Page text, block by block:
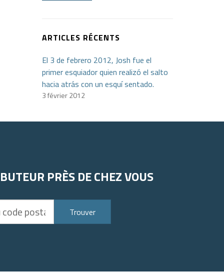
ARTICLES RÉCENTS
El 3 de febrero 2012, Josh fue el
primer esquiador quien realizó el salto
hacia atrás con un esquí sentado.
3 février 2012
PRÈS DE CHEZ VOUS
Trouver